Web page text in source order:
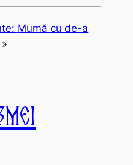
Mumă cu de-a
»